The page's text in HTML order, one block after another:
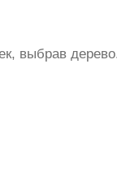
выбравдерево